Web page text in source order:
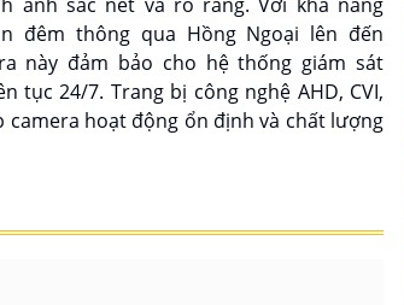
đêm thông qua Hồng Ngoại lên đến
này đảm bảo cho hệ thống giám sát
tục 24/7. Trang bị công nghệ AHD, CVI,
camera hoạt động ổn định và chất lượng